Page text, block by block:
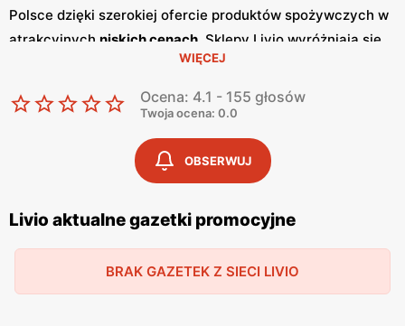
Polsce dzięki szerokiej ofercie produktów spożywczych w
atrakcyjnych niskich cenach . Sklepy Livio wyróżniają się
nie tylko bogatym asortymentem, ale także częstymi
, które przyciągają klientów szukających
oszczędności i wysokiej jakości. Regularnie wydawane
informują o aktualnych zniżkach i
ofertach specjalnych, co sprawia, że klienci mogą być na
bieżąco z najnowszymi okazjami zakupowymi. Livio
szczególnie stawia na polskie produkty, co jest wyrazem
ich zaangażowania w wspieranie lokalnych producentów i
produktów. W ofercie sklepów można znaleźć szeroki
WIĘCEJ
Ocena: 4.1 - 155 głosów
Twoja ocena: 0.0
OBSERWUJ
Livio aktualne gazetki promocyjne
BRAK GAZETEK Z SIECI LIVIO